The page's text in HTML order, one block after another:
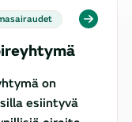
on
esiintyvä